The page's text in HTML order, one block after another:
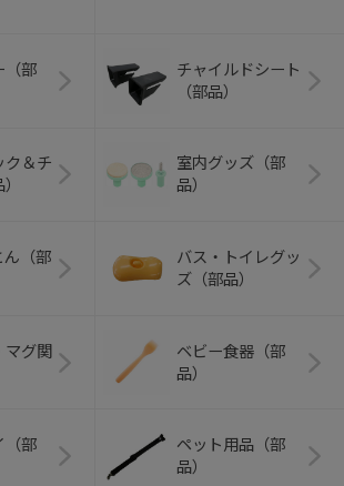
（部
チャイルドシート
（部品）
ク＆チ
室内グッズ（部
品）
ん（部
バス・トイレグッ
ズ（部品）
マグ関
ベビー食器（部
品）
（部
ペット用品（部
品）